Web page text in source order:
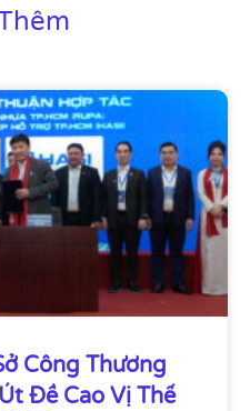
Công Thương
Đề Cao Vị Thế